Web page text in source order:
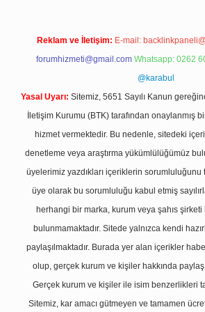
Reklam ve İletişim: E-mail:
forumhizmeti@gmail.com Whatsapp: 0262
@karabul
Yasal Uyarı: Sitemiz, 5651 Sayılı Kanun
İletişim Kurumu (BTK) tarafından onaylanmış
hizmet vermektedir. Bu nedenle, sitedeki
denetleme veya araştırma yükümlülüğümüz
üyelerimiz yazdıkları içeriklerin sorumluluğunu
üye olarak bu sorumluluğu kabul etmiş
herhangi bir marka, kurum veya şahıs şirketi
bulunmamaktadır. Sitede yalnızca kendi
paylaşılmaktadır. Burada yer alan içerikler
olup, gerçek kurum ve kişiler hakkında
Gerçek kurum ve kişiler ile isim benzerlikleri
Sitemiz, kar amacı gütmeyen ve tamamen